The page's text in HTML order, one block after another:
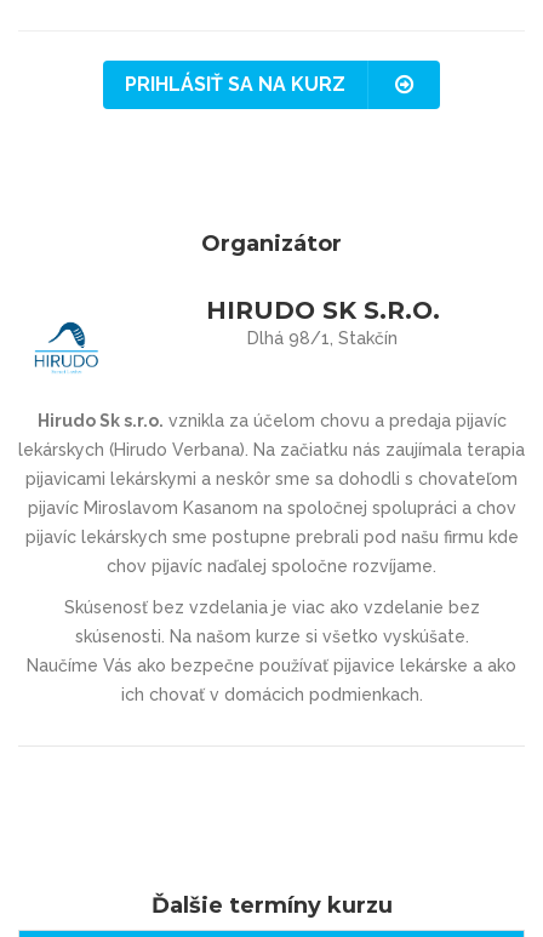
PRIHLÁSIŤ SA NA KURZ
Organizátor
HIRUDO SK S.R.O.
Dlhá 98/1, Stakčín
Hirudo Sk s.r.o. vznikla za účelom chovu a predaja pijavíc
lekárskych (Hirudo Verbana). Na začiatku nás zaujímala terapia
pijavicami lekárskymi a neskôr sme sa dohodli s chovateľom
pijavíc Miroslavom Kasanom na spoločnej spolupráci a chov
pijavíc lekárskych sme postupne prebrali pod našu firmu kde
chov pijavíc naďalej spoločne rozvíjame.
Skúsenosť bez vzdelania je viac ako vzdelanie bez
skúsenosti. Na našom kurze si všetko vyskúšate.
Naučíme Vás ako bezpečne používať pijavice lekárske a ako
ich chovať v domácich podmienkach.
Ďalšie termíny kurzu